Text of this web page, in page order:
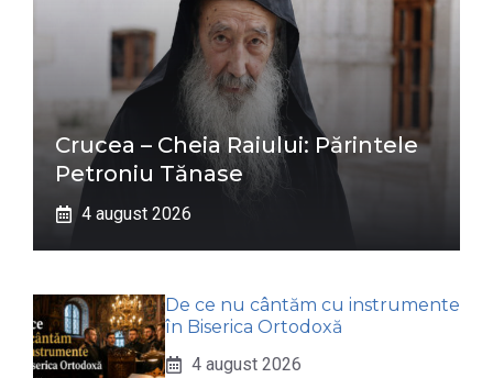
Crucea – Cheia Raiului: Părintele
Petroniu Tănase
4 august 2026
De ce nu cântăm cu instrumente
în Biserica Ortodoxă
4 august 2026